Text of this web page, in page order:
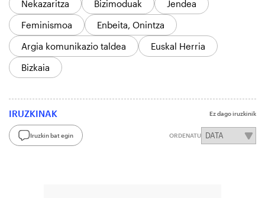
Nekazaritza Bizimoduak
Jendea
Feminismoa
Enbeita, Onintza
Argia komunikazio taldea
Euskal Herria
Bizkaia
IRUZKINAK Ez dago iruzkinik
Iruzkin bat egin ORDENATU